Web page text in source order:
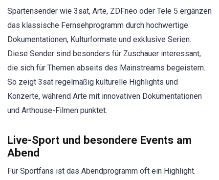
Spartensender wie 3sat, Arte, ZDFneo oder Tele 5 ergänzen
das klassische Fernsehprogramm durch hochwertige
Dokumentationen, Kulturformate und exklusive Serien.
Diese Sender sind besonders für Zuschauer interessant,
die sich für Themen abseits des Mainstreams begeistern.
So zeigt 3sat regelmäßig kulturelle Highlights und
Konzerte, während Arte mit innovativen Dokumentationen
und Arthouse-Filmen punktet.
Live-Sport und besondere Events am
Abend
Für Sportfans ist das Abendprogramm oft ein Highlight.